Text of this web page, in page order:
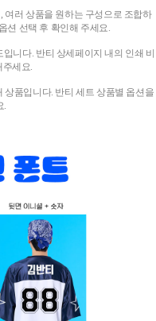
러 상품을 원하는 구성으로 조합하
션 선택 후 확인해 주세요.
니다. 반티 상세페이지 내의 인쇄 비
세요.
상품입니다. 반티 세트 상품별 옵션을